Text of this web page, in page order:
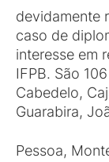
devidamente
caso de
interesse em
IFPB. São
Cabedelo,
Guarabira,
Pessoa,